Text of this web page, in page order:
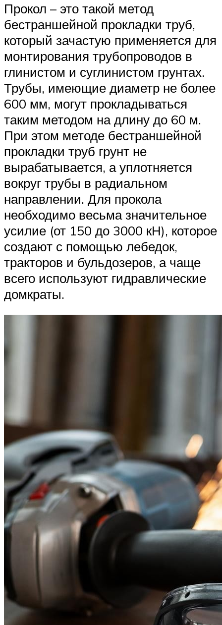
Прокол – это такой метод
бестраншейной прокладки труб,
который зачастую применяется для
монтирования трубопроводов в
глинистом и суглинистом грунтах.
Трубы, имеющие диаметр не более
600 мм, могут прокладываться
таким методом на длину до 60 м.
При этом методе бестраншейной
прокладки труб грунт не
вырабатывается, а уплотняется
вокруг трубы в радиальном
направлении. Для прокола
необходимо весьма значительное
усилие (от 150 до 3000 кН), которое
создают с помощью лебедок,
тракторов и бульдозеров, а чаще
всего используют гидравлические
домкраты.